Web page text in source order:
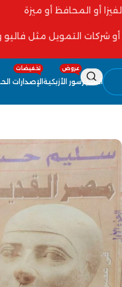
أو المحافظ أو ميزة
المتجرسور الأزبكية
عروض
الإصدارات
تخفيضات